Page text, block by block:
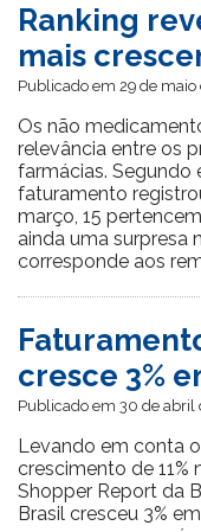
Ranking
mais
Publicado em 29 de maio
Os não
relevância entre os
farmácias. Segundo
faturamento
março, 15
ainda uma surpresa
corresponde aos
cresce 3%
Publicado em 30 de abril
Levando em conta
crescimento de 11%
Shopper Report da
Brasil cresceu 3%